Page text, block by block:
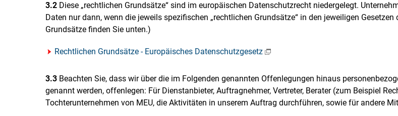
3.2 Diese „rechtlichen Grundsätze“ sind im europäischen Datenschutzrecht niedergelegt.
Daten nur dann, wenn die jeweils spezifischen „rechtlichen Grundsätze“ in den jeweiligen
Grundsätze finden Sie unten.)
Rechtlichen Grundsätze - Europäisches Datenschutzgesetz
3.3 Beachten Sie, dass wir über die im Folgenden genannten Offenlegungen hinaus
genannt werden, offenlegen: Für Dienstanbieter, Auftragnehmer, Vertreter, Berater (zum Beispiel
Tochterunternehmen von MEU, die Aktivitäten in unserem Auftrag durchführen, sowie für andere